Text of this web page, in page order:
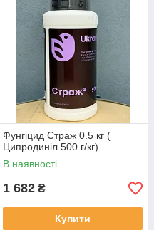
Фунгіцид Страж 0.5 кг (
Ципродиніл 500 г/кг)
В наявності
1 682 ₴
Купити